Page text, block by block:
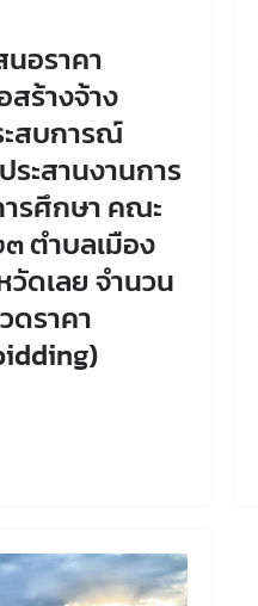
นอราคา
สร้างจ้าง
สบการณ์
ะสานงานการ
รศึกษา คณะ
ตำบลเมือง
วัดเลย จำนวน
ดราคา